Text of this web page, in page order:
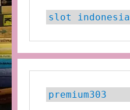
slot indonesia
premium303